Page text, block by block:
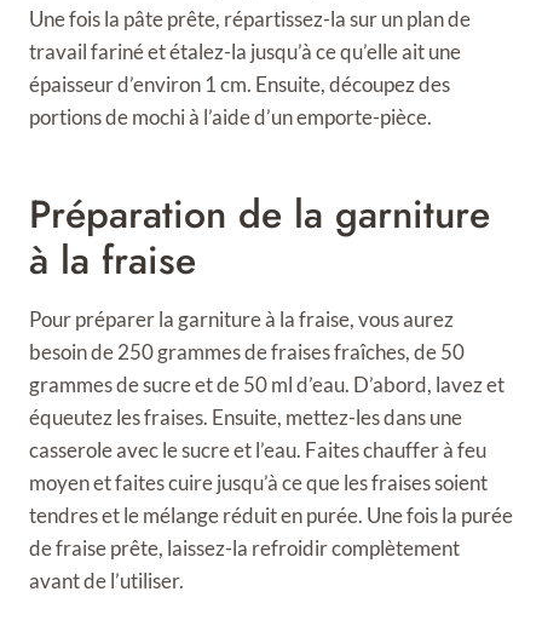
Une fois la pâte prête, répartissez-la sur un plan de
travail fariné et étalez-la jusqu’à ce qu’elle ait une
épaisseur d’environ 1 cm. Ensuite, découpez des
portions de mochi à l’aide d’un emporte-pièce.
Préparation de la garniture
à la fraise
Pour préparer la garniture à la fraise, vous aurez
besoin de 250 grammes de fraises fraîches, de 50
grammes de sucre et de 50 ml d’eau. D’abord, lavez et
équeutez les fraises. Ensuite, mettez-les dans une
casserole avec le sucre et l’eau. Faites chauffer à feu
moyen et faites cuire jusqu’à ce que les fraises soient
tendres et le mélange réduit en purée. Une fois la purée
de fraise prête, laissez-la refroidir complètement
avant de l’utiliser.